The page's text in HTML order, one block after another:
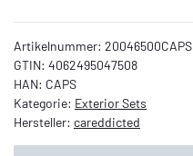
Artikelnummer: 20046500CAPS
GTIN: 4062495047508
HAN: CAPS
Kategorie: Exterior Sets
Hersteller: careddicted